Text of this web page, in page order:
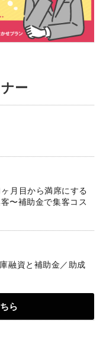
ー
月目から満席にする
〜補助金で集客コス
融資と補助金／助成
ら